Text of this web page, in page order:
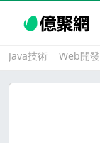
Java技術 Web開發